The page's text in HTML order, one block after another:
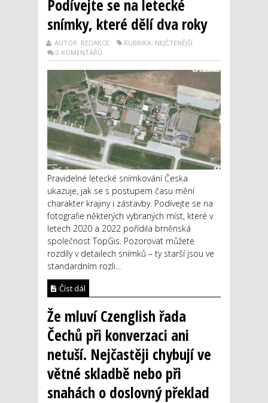
Podívejte se na letecké
snímky, které dělí dva roky
AUTOR: REDAKCE
RUBRIKA: NEJČTENĚJŠÍ
0 KOMENTÁŘŮ
Pravidelné letecké snímkování Česka
ukazuje, jak se s postupem času mění
charakter krajiny i zástavby. Podívejte se na
fotografie některých vybraných míst, které v
letech 2020 a 2022 pořídila brněnská
společnost TopGis. Pozorovat můžete
rozdíly v detailech snímků – ty starší jsou ve
standardním rozli...
Číst dál
Že mluví Czenglish řada
Čechů při konverzaci ani
netuší. Nejčastěji chybují ve
větné skladbě nebo při
snahách o doslovný překlad